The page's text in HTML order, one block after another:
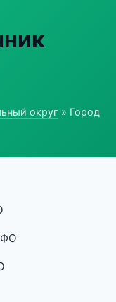
округ » Город
ФО